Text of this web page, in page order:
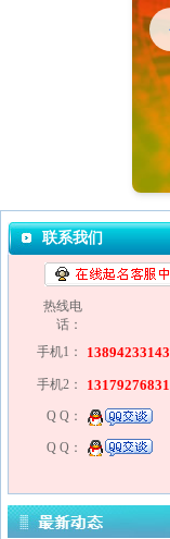
联系我们
热线电
话：
手机1：
13894233143
手机2： 13179276831
Q Q：
Q Q：